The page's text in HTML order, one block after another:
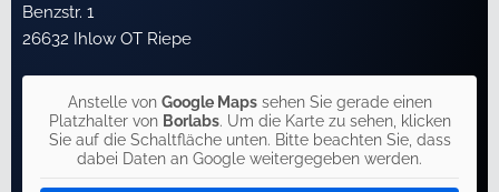
Benzstr. 1
26632 Ihlow OT Riepe
Anstelle von Google Mapssehen Sie gerade einen
Platzhalter von Borlabs. Um die Karte zu sehen, klicken
Sie auf die Schaltfläche unten. Bitte beachten Sie, dass
dabei Daten an Google weitergegeben werden.